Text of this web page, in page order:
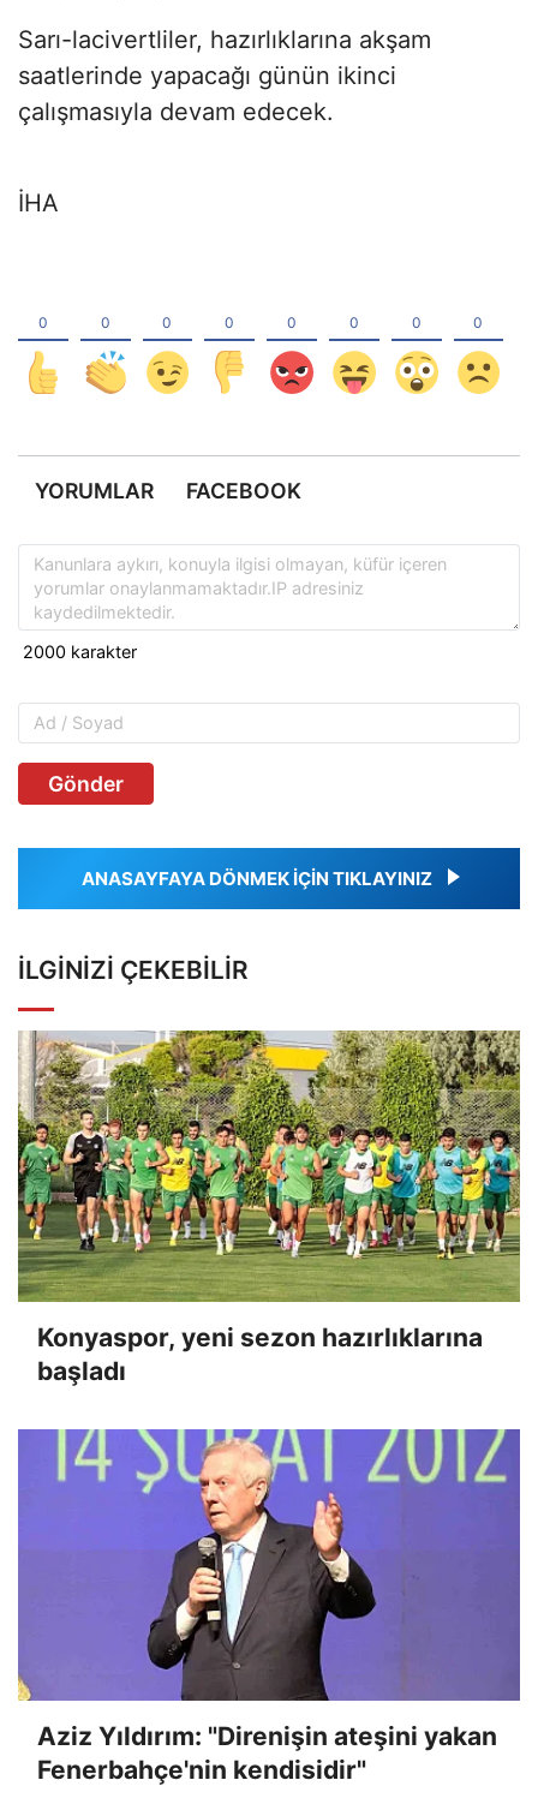
Sarı-lacivertliler, hazırlıklarına akşam
saatlerinde yapacağı günün ikinci
çalışmasıyla devam edecek.
İHA
YORUMLAR FACEBOOK
Gönder
ANASAYFAYA DÖNMEK İÇİN TIKLAYINIZ
İLGINIZI ÇEKEBILIR
Konyaspor, yeni sezon hazırlıklarına
başladı
Aziz Yıldırım: "Direnişin ateşini yakan
Fenerbahçe'nin kendisidir"